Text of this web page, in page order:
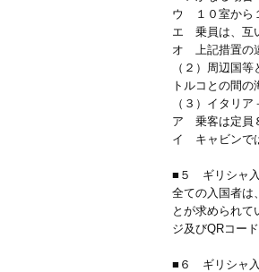
ウ １０室から
エ 乗員は、互
オ 上記措置の
（２）周辺国
トルコとの間
（３）イタリ
ア 乗客は定員
イ キャビンで
■５ ギリシャ入
全ての入国者は
とが求められて
ジ及びQRコー
■６ ギリシャ